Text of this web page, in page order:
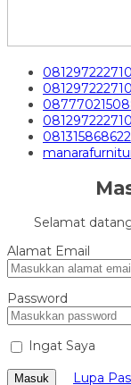
081297222710
081297222710
081297222710
081315868622
Selamat
Alamat Email
Password
Ingat Saya
Masuk Lupa